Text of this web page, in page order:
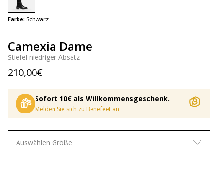
Camexia Dame
Stiefel niedriger Absatz
210,00€
Sofort 10€ als Willkommensgeschenk.
Melden Sie sich zu Benefeet an
Farbe: Schwarz
selected
Auswählen Größe